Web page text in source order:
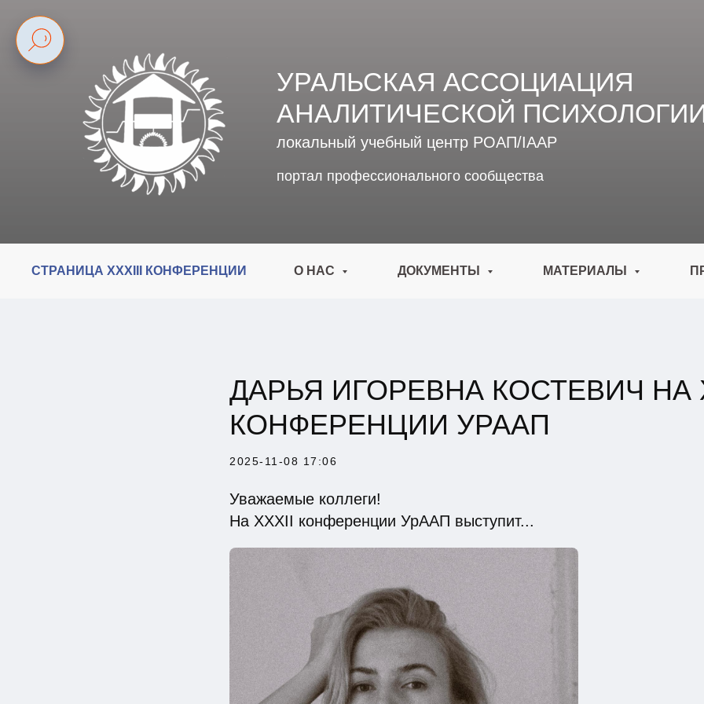
УРАЛЬСКАЯ АССОЦИАЦИЯ
АНАЛИТИЧЕСКОЙ
портал профессионального сообщества
локальный учебный центр РОАП/IAAP
СТРАНИЦА XXXIII КОНФЕРЕНЦИИ О НАС ДОКУМЕНТЫ МАТЕРИАЛЫ
ДАРЬЯ ИГОРЕВНА КОСТЕВИЧ НА
КОНФЕРЕНЦИИ УРААП
2025-11-08 17:06
Уважаемые коллеги!
На XXXII конференции УрААП выступит...